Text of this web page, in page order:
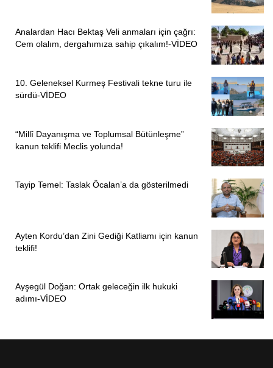
Analardan Hacı Bektaş Veli anmaları için çağrı:
Cem olalım, dergahımıza sahip çıkalım!-VİDEO
10. Geleneksel Kurmeş Festivali tekne turu ile
sürdü-VİDEO
“Millî Dayanışma ve Toplumsal Bütünleşme”
kanun teklifi Meclis yolunda!
Tayip Temel: Taslak Öcalan’a da gösterilmedi
Ayten Kordu’dan Zini Gediği Katliamı için kanun
teklifi!
Ayşegül Doğan: Ortak geleceğin ilk hukuki
adımı-VİDEO